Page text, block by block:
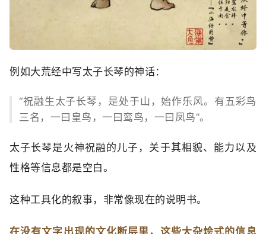
例如大荒经中写太子长琴的神话：
“祝融生太子长琴，是处于山，始作乐风。有五彩鸟
三名，一曰皇鸟，一曰鸾鸟，一曰凤鸟”。
太子长琴是火神祝融的儿子，关于其相貌、能力以及
性格等信息都是空白。
这种工具化的叙事，非常像现在的说明书。